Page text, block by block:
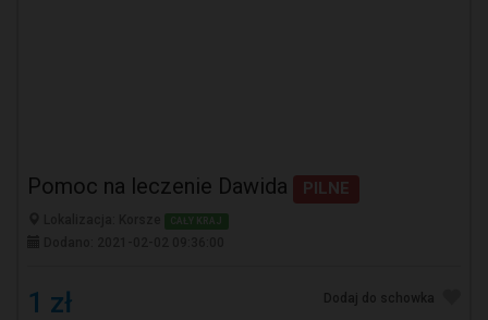
Pomoc na leczenie Dawida PILNE
CAŁY KRAJ
1 zł Dodaj do schowka